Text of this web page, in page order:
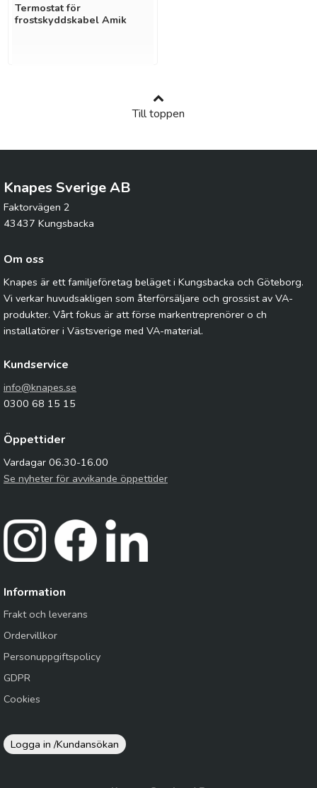
Termostat för
frostskyddskabel Amik
Till toppen
Knapes Sverige AB
Faktorvägen 2
43437 Kungsbacka
Om oss
Knapes är ett familjeföretag beläget i Kungsbacka och Göteborg.
Vi verkar huvudsakligen som återförsäljare och grossist av VA-
produkter. Vårt fokus är att förse markentreprenörer o ch
installatörer i Västsverige med VA-material.
Kundservice
info@knapes.se
0300 68 15 15
Öppettider
Vardagar 06.30-16.00
Se nyheter för avvikande öppettider
Information
Frakt och leverans
Ordervillkor
Personuppgiftspolicy
GDPR
Cookies
Logga in /Kundansökan